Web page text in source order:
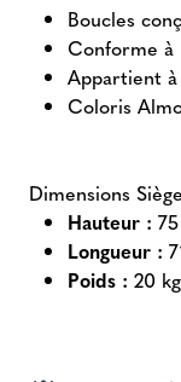
Boucles
Conforme à
Appartient
Coloris
Dimensions
Hauteur :
Longueur :
Poids : 20 kg